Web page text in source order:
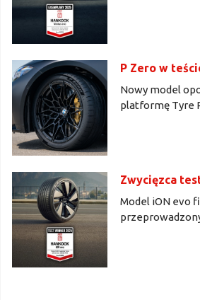
P Zero w
Nowy model
platformę Tyre
Zwycięzca
Model iON evo